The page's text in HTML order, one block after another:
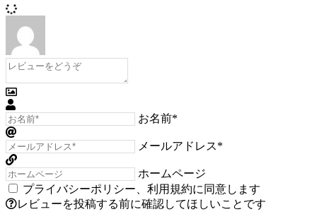
お名前*
メールアドレス*
ホームページ
プライバシーポリシー
利用規約に同意します
レビューを投稿する前に確認してほしいことです